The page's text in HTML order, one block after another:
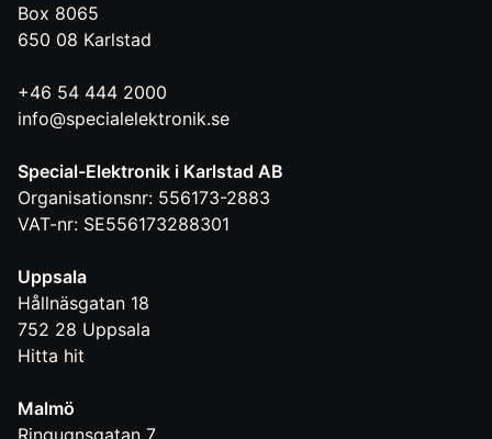
Box 8065
650 08 Karlstad
+46 54 444 2000
info@specialelektronik.se
Special-Elektronik i Karlstad AB
Organisationsnr: 556173-2883
VAT-nr: SE556173288301
Uppsala
Hållnäsgatan 18
752 28 Uppsala
Hitta hit
Malmö